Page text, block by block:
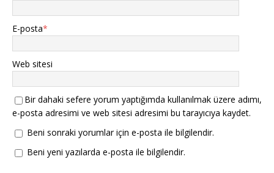
E-posta*
Web sitesi
Bir dahaki sefere yorum yaptığımda kullanılmak üzere adımı,
e-posta adresimi ve web sitesi adresimi bu tarayıcıya kaydet.
Beni sonraki yorumlar için e-posta ile bilgilendir.
Beni yeni yazılarda e-posta ile bilgilendir.